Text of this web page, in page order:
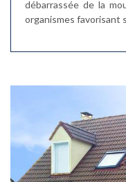
débarrassée de la
organismes favorisant